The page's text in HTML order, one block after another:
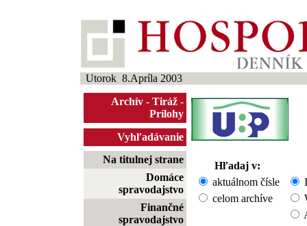
Utorok 8.Apríla 2003
Archív - Tiráž -
Prílohy
Vyhľadávanie
Na titulnej strane
Domáce
spravodajstvo
Finančné
spravodajstvo
Hľadaj v:
aktuálnom čísle
celom archíve